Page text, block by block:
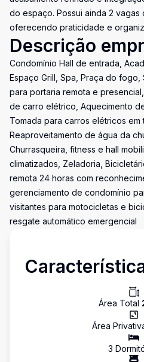
do espaço. Possui ainda 2
oferecendo praticidade e
Descrição
Condomínio Hall de entrada,
Espaço Grill, Spa, Praça do fogo,
para portaria remota e
de carro elétrico, Aquecimento
Tomada para carros elétricos em
Reaproveitamento de água da
Churrasqueira, fitness e hall
climatizados, Zeladoria,
remota 24 horas com
gerenciamento de condomínio
visitantes para motocicletas e
resgate automático emergencial
Área Total
Área
3